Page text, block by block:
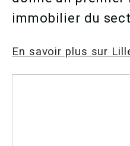
immobilier du
En savoir plus sur